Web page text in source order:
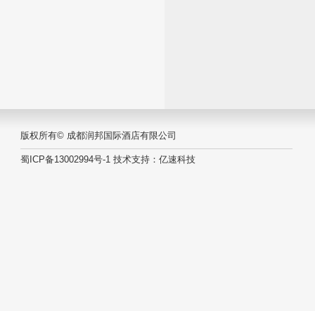
版权所有© 成都润邦国际酒店有限公司
蜀ICP备13002994号-1 技术支持： 亿速科技